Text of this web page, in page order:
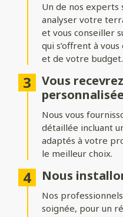
dynamique.
Bombé ou bombé inversé
effet plus traditionnel.
Chapeau de gendarme
: une touche classique et
Occultation
Adaptez le niveau d’intimité
Portail plein: : pour une
Portail semi-ajouré
luminosité.
Un de nos experts
analyser votre
et vous conseiller
qui s’offrent à
et de votre budget.
Vous
personnalisée
Nous vous
détaillée incluant
adaptés à votre
le meilleur choix.
Nous
Nos
soignée, pour un